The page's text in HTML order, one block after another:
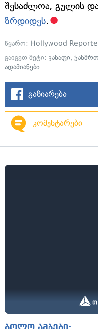
შესაძლოა, გულის
ზრდიდეს.
წყარო: Hollywood
გაიგეთ მეტი: კანაფი,
ადამიანები
გაზიარება
კომენტარები